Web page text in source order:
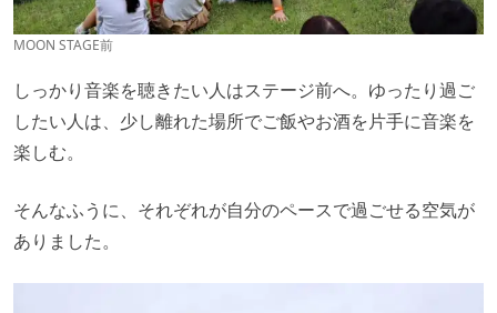
MOON STAGE前
しっかり音楽を聴きたい人はステージ前へ。ゆったり過ご
したい人は、少し離れた場所でご飯やお酒を片手に音楽を
楽しむ。
そんなふうに、それぞれが自分のペースで過ごせる空気が
ありました。